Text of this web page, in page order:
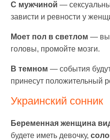
С мужчиной —
зависти и ревности у
Моет пол в светлом —
головы, промойте мозги.
В темном — события
принесут положительный
Украинский сонник
Беременная женщина
будете иметь девочку,